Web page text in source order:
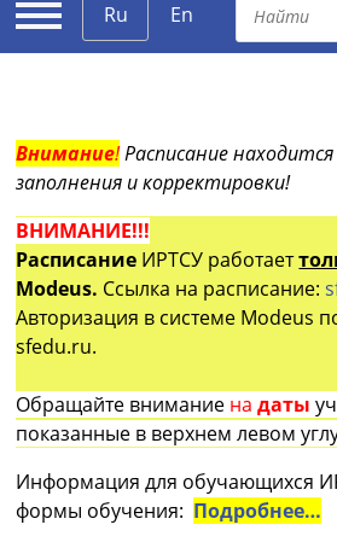
Ru
En
Внимание!Расписание
заполнения и корректировки!
ВНИМАНИЕ!!!
Расписание ИРТСУ работает
Modeus. Ссылка на расписание:
Авторизация в системе Modeus
sfedu.ru.
Обращайте внимание на даты
показанные в верхнем левом
Информация для обучающихся
формы обучения: Подробнее…